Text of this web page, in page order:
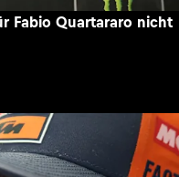
Fabio Quartararo nicht